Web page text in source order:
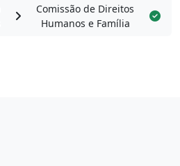
Comissão de Direitos
Humanos e Família